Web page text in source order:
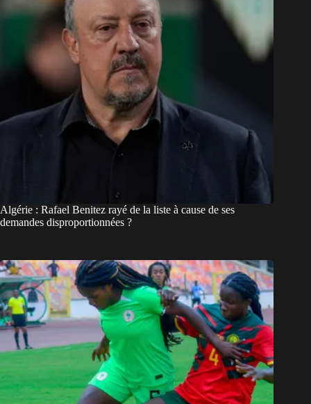
Algérie : Rafael Benitez rayé de la liste à cause de ses
demandes disproportionnées ?